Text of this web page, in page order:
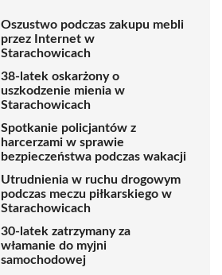
Oszustwo podczas zakupu mebli
przez Internet w
Starachowicach
38-latek oskarżony o
uszkodzenie mienia w
Starachowicach
Spotkanie policjantów z
harcerzami w sprawie
bezpieczeństwa podczas wakacji
Utrudnienia w ruchu drogowym
podczas meczu piłkarskiego w
Starachowicach
30-latek zatrzymany za
włamanie do myjni
samochodowej